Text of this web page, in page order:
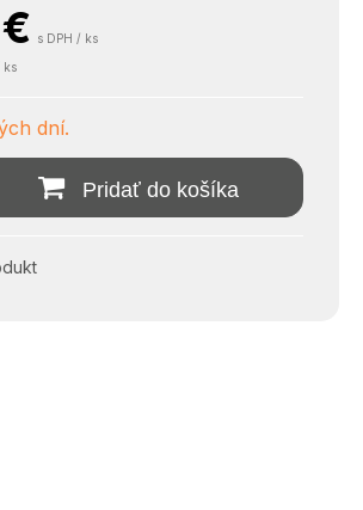
€ s DPH / ks
ks
dní.
Pridať do košíka